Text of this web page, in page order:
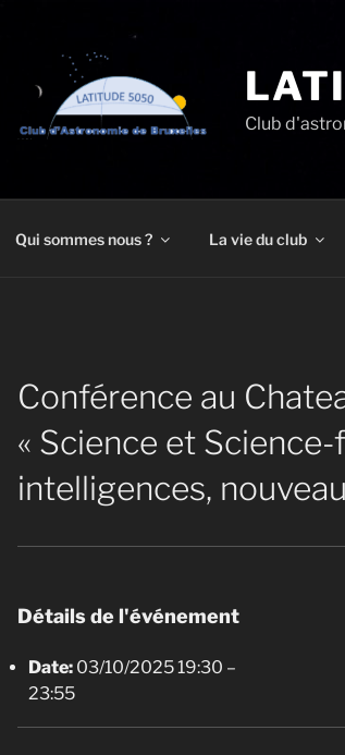
Club
Qui sommes nous ? La vie du club
Conférence au
« Science et
intelligences,
Détails de l'événement
Date: 03/10/2025 19:30 –
23:55